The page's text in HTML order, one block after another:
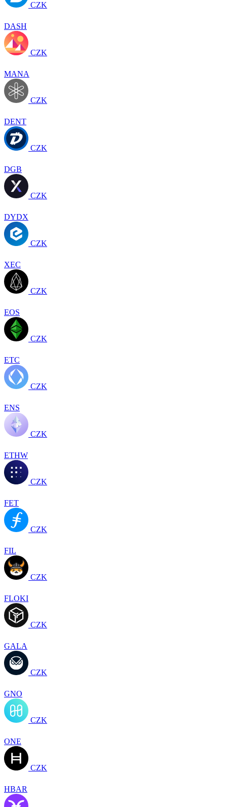
CZK
DASH
CZK
MANA
CZK
DENT
CZK
DGB
CZK
DYDX
CZK
XEC
CZK
EOS
CZK
ETC
CZK
ENS
CZK
ETHW
CZK
FET
CZK
FIL
CZK
FLOKI
CZK
GALA
CZK
GNO
CZK
ONE
CZK
HBAR